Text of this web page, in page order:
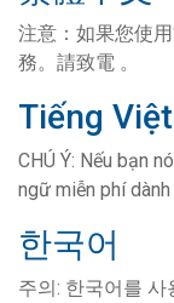
注意：如果您使
務。請致電 。
Tiếng Việt
CHÚ Ý: Nếu bạn
ngữ miễn phí
한국어
주의: 한국어를